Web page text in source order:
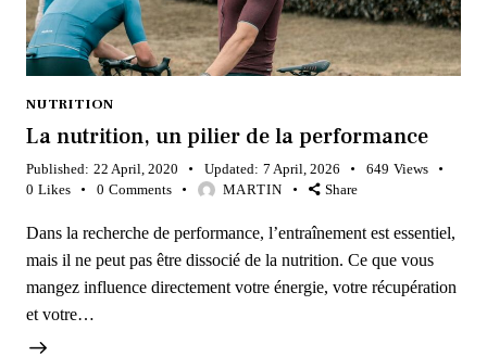
NUTRITION
La nutrition, un pilier de la performance
Published: 22 April, 2020 Updated: 7 April, 2026 649 Views
0 Likes 0 Comments MARTIN Share
Dans la recherche de performance, l’entraînement est essentiel,
mais il ne peut pas être dissocié de la nutrition. Ce que vous
mangez influence directement votre énergie, votre récupération
et votre…